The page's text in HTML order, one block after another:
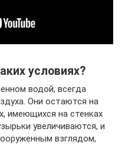
условиях?
водой, всегда
Они остаются на
имеющихся на стенках
увеличиваются, и
взглядом,